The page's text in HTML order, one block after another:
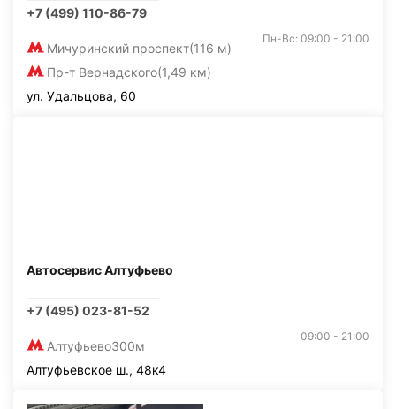
+7 (499) 110-86-79
Мичуринский проспект(116 м)
Пр-т Вернадского(1,49 км)
Пн-Вс: 09:00 - 21:00
ул. Удальцова, 60
Автосервис Алтуфьево
+7 (495) 023-81-52
Алтуфьево300м
09:00 - 21:00
Алтуфьевское ш., 48к4